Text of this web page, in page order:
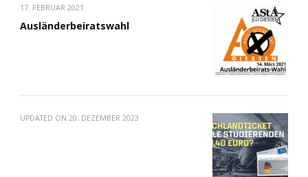
17. FEBRUAR 2021
Ausländerbeiratswahl
UPDATED ON 20. DEZEMBER 2023